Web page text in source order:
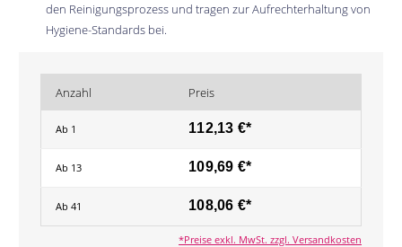
den Reinigungsprozess und tragen zur Aufrechterhaltung von
Hygiene-Standards bei.
Anzahl Preis
Ab 1 112,13 €*
Ab 13 109,69 €*
Ab 41 108,06 €*
*Preise exkl. MwSt. zzgl. Versandkosten